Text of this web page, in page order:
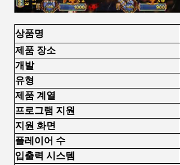
상품명
제품 장소
개발
유형
제품 계열
프로그램 지원
지원 화면
플레이어 수
입출력 시스템